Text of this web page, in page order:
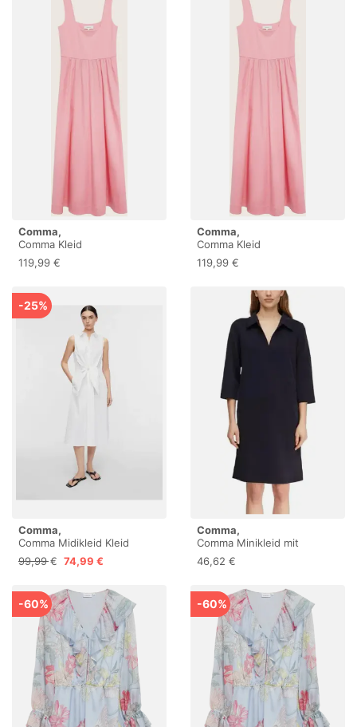
Comma,
Comma Kleid
119,99 €
Comma,
Comma Kleid
119,99 €
-25%
Comma,
Comma Midikleid Kleid
Popeline-Kleid mit
Schleifen-Detail
99,99 € 74,99 €
Comma,
Comma Minikleid mit
Polokragen und Nahtdetails
46,62 €
-60% -60%